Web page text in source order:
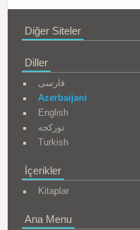
Diğer Siteler
Diller
فارسی
Azerbaijani
English
تورکجه
Turkish
İçerikler
Kitaplar
Ana Menu